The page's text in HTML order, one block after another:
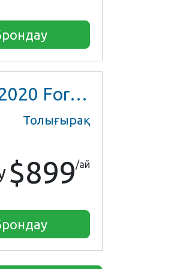
Ford Escape SE
Толығырақ
$899/ай